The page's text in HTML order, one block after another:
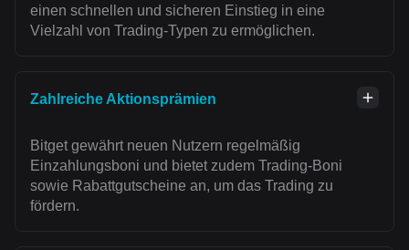
einen schnellen und sicheren Einstieg in eine
Vielzahl von Trading-Typen zu ermöglichen.
Zahlreiche Aktionsprämien
Bitget gewährt neuen Nutzern regelmäßig
Einzahlungsboni und bietet zudem Trading-Boni
sowie Rabattgutscheine an, um das Trading zu
fördern.